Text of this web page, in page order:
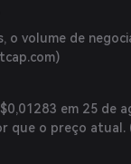
o volume de
)
em 25 de
que o preço atual.